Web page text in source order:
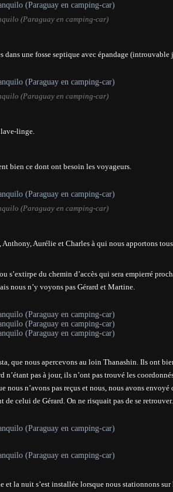
(Paraguay en camping-car)
dans une fosse septique avec épandage
(Paraguay en camping-car)
lave-linge.
bien ce dont ont besoin les voyageurs.
(Paraguay en camping-car)
Aurélie et Charles à qui nous apportons
s’extirpe du chemin d’accès qui sera empierré
nous n’y voyons pas Gérard et Martine.
que nous apercevons au loin Thanashin. Ils ont
n’étant pas à jour, ils n’ont pas trouvé les
nous n’avons pas reçus et nous, nous avons envoyé
de celui de Gérard. On ne risquait pas de se retrouver.
et la nuit s’est installée lorsque nous stationnons